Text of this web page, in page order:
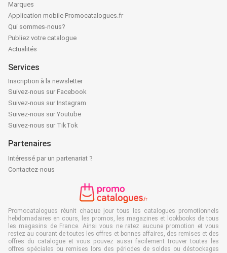
Marques
Application mobile Promocatalogues.fr
Qui sommes-nous?
Publiez votre catalogue
Actualités
Services
Inscription à la newsletter
Suivez-nous sur Facebook
Suivez-nous sur Instagram
Suivez-nous sur Youtube
Suivez-nous sur TikTok
Partenaires
Intéressé par un partenariat ?
Contactez-nous
Promocatalogues réunit chaque jour tous les catalogues promotionnels
hebdomadaires en cours, les promos, les magazines et lookbooks de tous
les magasins de France. Ainsi vous ne ratez aucune promotion et vous
restez au courant de toutes les offres et bonnes affaires, des remises et des
offres du catalogue et vous pouvez aussi facilement trouver toutes les
offres spéciales ou remises lors des périodes de soldes ou déstockages